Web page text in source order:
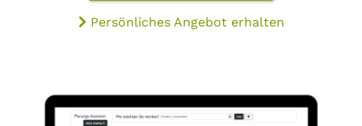
Persönliches Angebot erhalten